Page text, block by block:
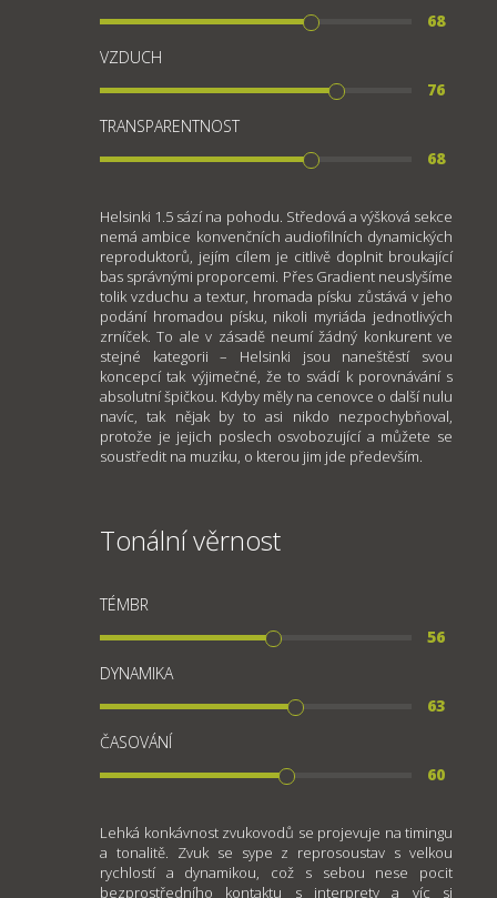
68
VZDUCH
76
TRANSPARENTNOST
68
Helsinki 1.5 sází na pohodu. Středová a výšková sekce
nemá ambice konvenčních audiofilních dynamických
reproduktorů, jejím cílem je citlivě doplnit broukající
bas správnými proporcemi. Přes Gradient neuslyšíme
tolik vzduchu a textur, hromada písku zůstává v jeho
podání hromadou písku, nikoli myriáda jednotlivých
zrníček. To ale v zásadě neumí žádný konkurent ve
stejné kategorii – Helsinki jsou naneštěstí svou
koncepcí tak výjimečné, že to svádí k porovnávání s
absolutní špičkou. Kdyby měly na cenovce o další nulu
navíc, tak nějak by to asi nikdo nezpochybňoval,
protože je jejich poslech osvobozující a můžete se
soustředit na muziku, o kterou jim jde především.
Tonální věrnost
TÉMBR
56
DYNAMIKA
63
ČASOVÁNÍ
60
Lehká konkávnost zvukovodů se projevuje na timingu
a tonalitě. Zvuk se sype z reprosoustav s velkou
rychlostí a dynamikou, což s sebou nese pocit
bezprostředního kontaktu s interprety a víc si